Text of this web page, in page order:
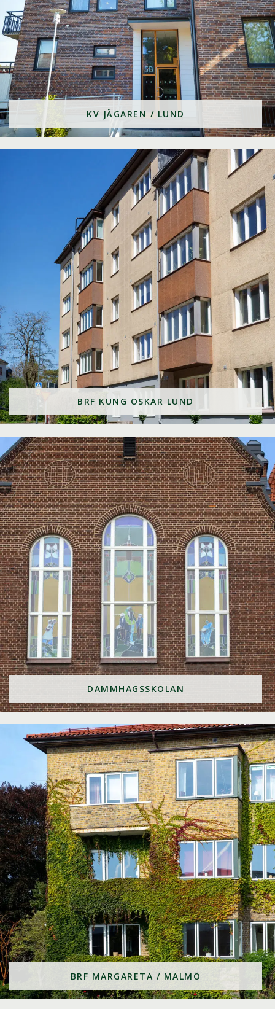
KV JÄGAREN / LUND
BRF KUNG OSKAR LUND
DAMMHAGSSKOLAN
BRF MARGARETA / MALMÖ